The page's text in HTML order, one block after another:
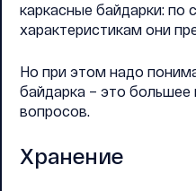
каркасные байдарки:
характеристикам они
Но при этом надо
байдарка – это большее
вопросов.
Хранение